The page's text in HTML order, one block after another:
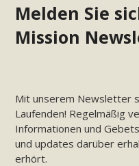
Melden Sie
Mission
Mit unserem Newsletter
Laufenden! Regelmäßig
Informationen und
und updates darüber
erhört.